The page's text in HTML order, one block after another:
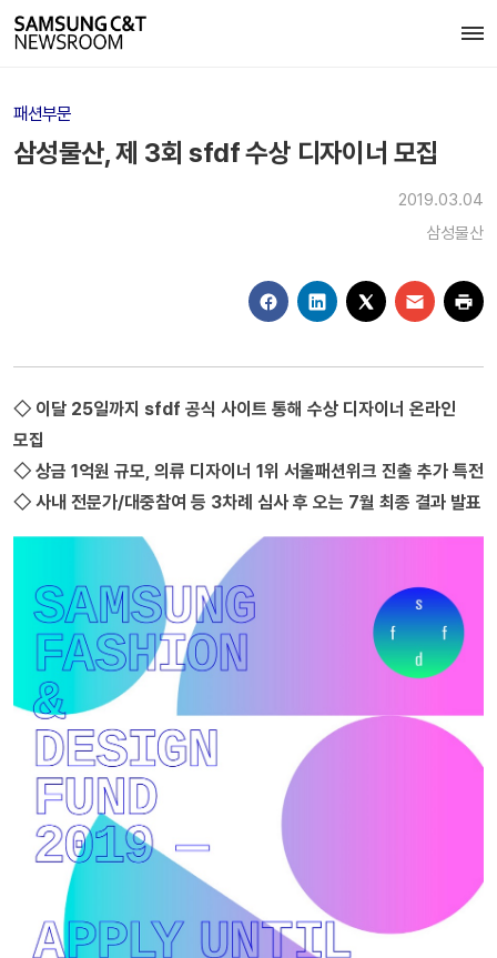
패션부문
삼성물산, 제 3회 sfdf 수상 디자이너 모집
2019.03.04
삼성물산
◇ 이달 25일까지 sfdf 공식 사이트 통해 수상 디자이너 온라인
모집
◇ 상금 1억원 규모, 의류 디자이너 1위 서울패션위크 진출 추가 특전
◇ 사내 전문가/대중참여 등 3차례 심사 후 오는 7월 최종 결과 발표